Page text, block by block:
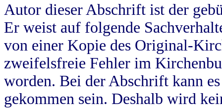
Autor dieser Abschrift ist der
Er weist auf folgende
von einer Kopie des Original-
zweifelsfreie Fehler im
worden. Bei der Abschrift kann
gekommen sein. Deshalb wird